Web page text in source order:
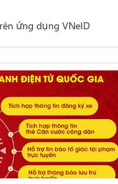
ứng dụng VNeID